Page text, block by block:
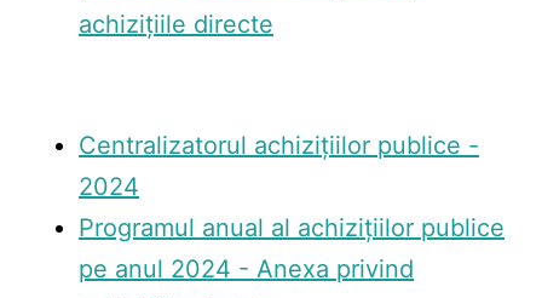
achizițiile directe
Centralizatorul achizițiilor publice -
2024
Programul anual al achizițiilor publice
pe anul 2024 - Anexa privind